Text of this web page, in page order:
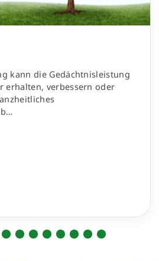
kann die Gedächtnisleistung
erhalten, verbessern oder